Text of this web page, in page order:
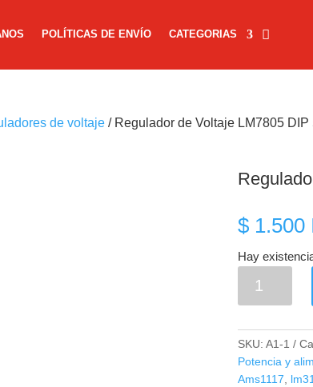
POLÍTICAS DE ENVÍO CATEGORIAS
de voltaje / Regulador de Voltaje LM7805 DIP
$1.500
Hay
DIP
5V
SKU: A1-1
Potencia y
Ams1117